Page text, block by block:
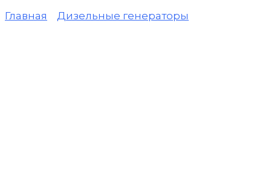
Главная
Дизельные генераторы